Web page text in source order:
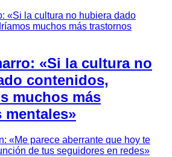
«Si la cultura no
contenidos,
muchos más